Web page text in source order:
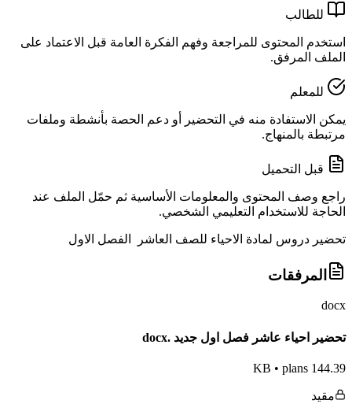
للطالب
استخدم المحتوى للمراجعة وفهم الفكرة العامة قبل الاعتماد على
الملف المرفق.
للمعلم
يمكن الاستفادة منه في التحضير أو دعم الحصة بأنشطة وملفات
مرتبطة بالمنهاج.
قبل التحميل
راجع وصف المحتوى والمعلومات الأساسية ثم حمّل الملف عند
الحاجة للاستخدام التعليمي الشخصي.
تحضير دروس لمادة الاحياء للصف العاشر الفصل الاول
المرفقات
docx
تحضير احياء عاشر فصل اول جديد .docx
144.39 KB
• plans
مقيد